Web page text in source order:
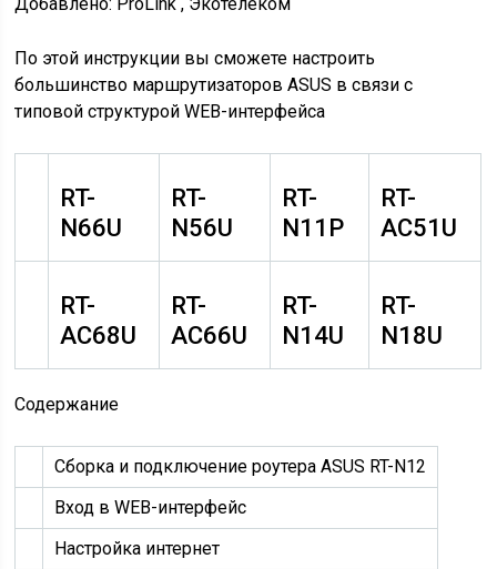
По этой инструкции вы сможете настроить
большинство маршрутизаторов ASUS в связи с
типовой структурой WEB-интерфейса
RT-
N66U
RT-
N56U
RT-
N11P
RT-
AC51U
RT-
AC68U
RT-
AC66U
RT-
N14U
RT-
N18U
Содержание
Сборка и подключение роутера ASUS RT-N12
Вход в WEB-интерфейс
Настройка интернет